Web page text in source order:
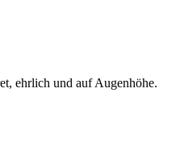
ehrlich und auf Augenhöhe.